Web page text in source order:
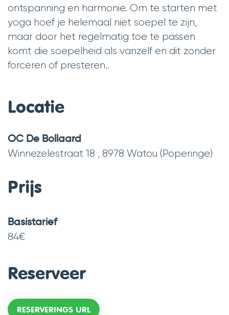
ontspanning en harmonie. Om te starten met
yoga hoef je helemaal niet soepel te zijn,
maar door het regelmatig toe te passen
komt die soepelheid als vanzelf en dit zonder
forceren of presteren..
Locatie
OC De Bollaard
Winnezelestraat 18 8978 Watou (Poperinge)
Prijs
Basistarief
84€
Reserveer
RESERVERINGS URL